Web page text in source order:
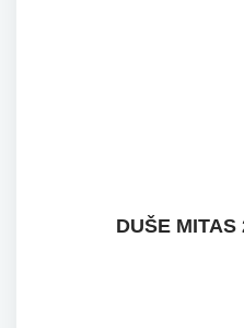
DUŠE MITAS